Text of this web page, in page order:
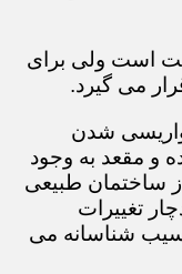
است ولی برای
می گیرد.
واریسی شدن
و مقعد به وجود
ساختمان طبیعی
تغییرات
شناسانه می